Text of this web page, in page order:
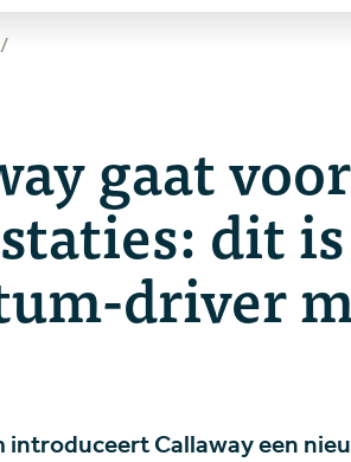
gaat
dit
driver
introduceert Callaway een